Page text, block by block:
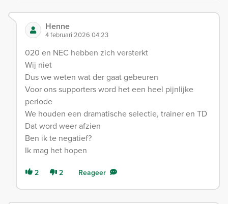
Henne
4 februari 2026 04:23
020 en NEC hebben zich versterkt
Wij niet
Dus we weten wat der gaat gebeuren
Voor ons supporters word het een heel pijnlijke
periode
We houden een dramatische selectie, trainer en TD
Dat word weer afzien
Ben ik te negatief?
Ik mag het hopen
2 2 Reageer